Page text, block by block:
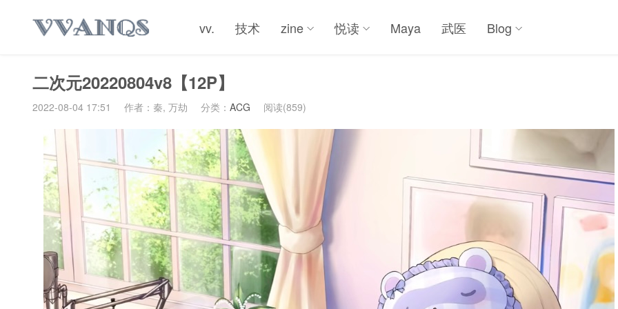
vv. 技术 zine 悦读 Maya 武医 Blog
二次元20220804v8【12P】
2022-08-04 17:51 作者：秦, 万劫 分类： ACG 阅读(859)